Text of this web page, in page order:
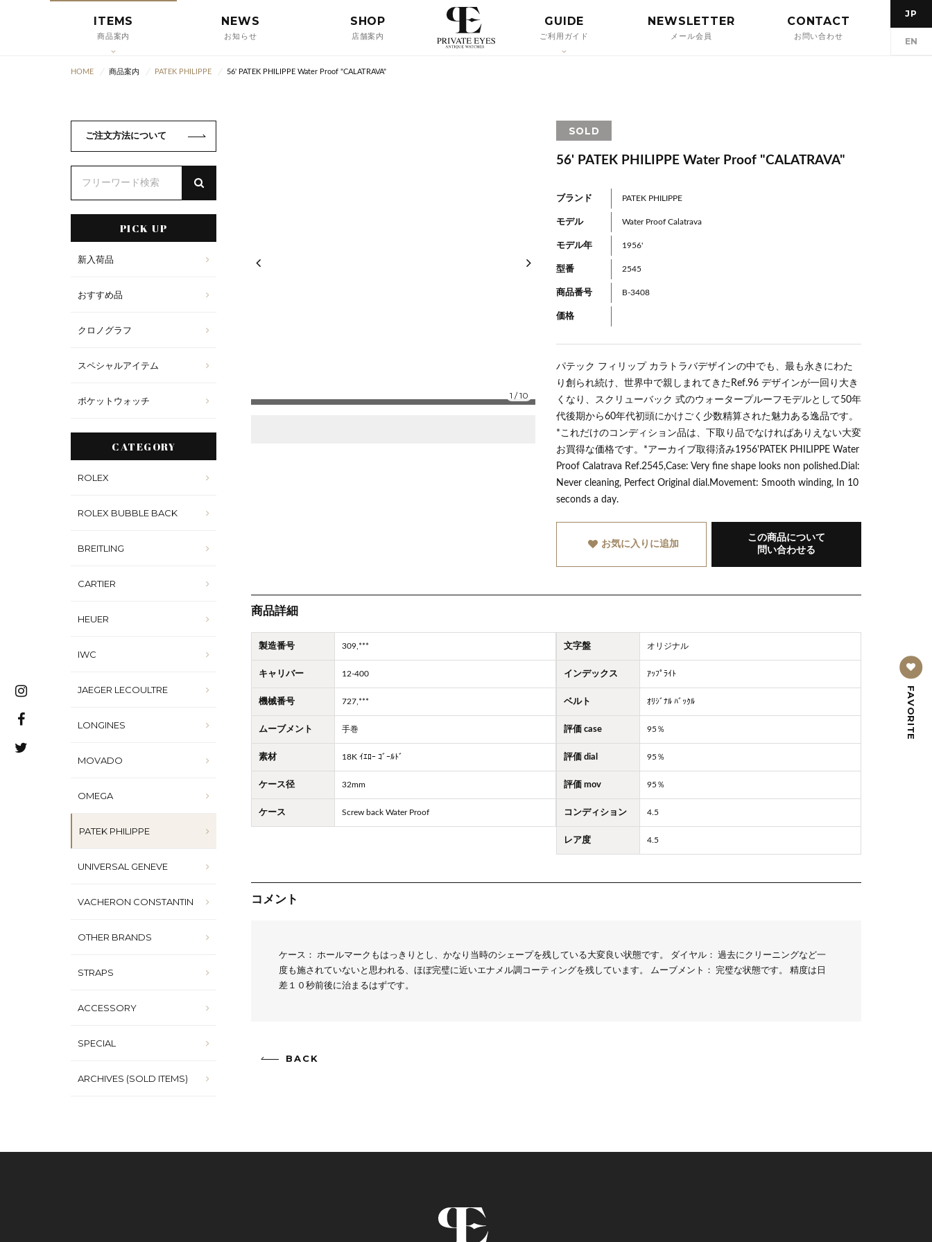
ITEMS
商品案内
NEWS
お知らせ
SHOP
店舗案内
GUIDE
ご利用ガイド
NEWSLETTER
メール会員
CONTACT
お問い合わせ
FAVORITE
JP
EN
HOME 商品案内 PATEK PHILIPPE 56' PATEK PHILIPPE Water Proof "CALATRAVA"
ご注文方法について
PICK UP
新入荷品
おすすめ品
クロノグラフ
スペシャルアイテム
ポケットウォッチ
CATEGORY
ROLEX
ROLEX BUBBLE BACK
BREITLING
CARTIER
HEUER
IWC
JAEGER LECOULTRE
LONGINES
MOVADO
OMEGA
PATEK PHILIPPE
UNIVERSAL GENEVE
VACHERON CONSTANTIN
OTHER BRANDS
STRAPS
ACCESSORY
SPECIAL
ARCHIVES (SOLD ITEMS)
1 /10
SOLD
56' PATEK PHILIPPE Water Proof "CALATRAVA"
ブランド PATEK PHILIPPE
モデル Water Proof Calatrava
モデル年 1956'
型番 2545
商品番号 B-3408
価格
パテック フィリップ カラトラバデザインの中でも、最も永きにわた
り創られ続け、世界中で親しまれてきたRef.96 デザインが一回り大き
くなり、スクリューバック 式のウォータープルーフモデルとして50年
代後期から60年代初頭にかけごく少数精算された魅力ある逸品です。
*これだけのコンディション品は、下取り品でなければありえない大変
お買得な価格です。*アーカイブ取得済み1956'PATEK PHILIPPE Water
Proof Calatrava Ref.2545,Case: Very fine shape looks non polished.Dial:
Never cleaning, Perfect Original dial.Movement: Smooth winding, In 10
seconds a day.
お気に入り に追加
この商品について
問い合わせる
商品詳細
製造番号 309,***
キャリバー 12-400
機械番号 727,***
ムーブメント 手巻
素材 18K ｲｴﾛｰ ｺﾞｰﾙﾄﾞ
ケース径 32mm
ケース Screw back Water Proof
文字盤 オリジナル
インデックス ｱｯﾌﾟﾗｲﾄ
ベルト ｵﾘｼﾞﾅﾙ ﾊﾞｯｸﾙ
評価 case 95％
評価 dial 95％
評価 mov 95％
コンディション 4.5
レア度 4.5
コメント
ケース： ホールマークもはっきりとし、かなり当時のシェープを残している大変良い状態です。 ダイヤル： 過去にクリーニングなど一
度も施されていないと思われる、ほぼ完璧に近いエナメル調コーティングを残しています。 ムーブメント： 完璧な状態です。 精度は日
差１０秒前後に治まるはずです。
BACK